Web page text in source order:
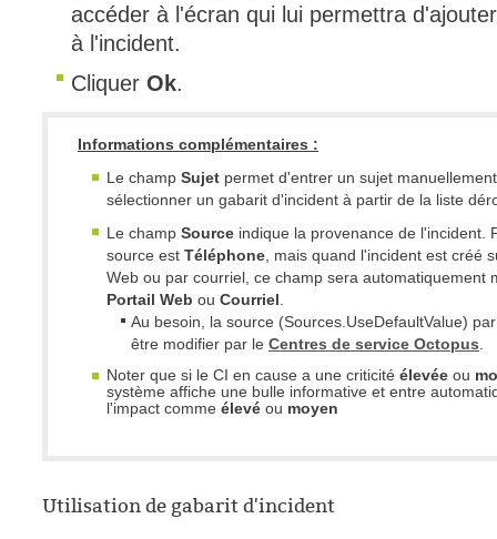
accéder à l'écran qui lui permettra
à l'incident.
Cliquer Ok.
Informations complémentaires :
Le champ Sujet permet d'entrer un sujet
sélectionner un gabarit d'incident à partir de la liste
Le champ Source indique la provenance de l'incident.
source est Téléphone, mais quand l'incident est créé
Web ou par courriel, ce champ sera automatiquement
Portail Web ou Courriel .
Au besoin, la source (Sources.UseDefaultValue)
être modifier par le Centres de service Octopus.
Noter que si le CI en cause a une criticité élevée ou
système affiche une bulle informative et entre
l'impact comme élevé ou moyen
Utilisation de gabarit d'incident